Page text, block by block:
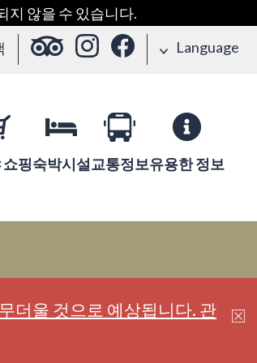
지 않을 수 있습니다.
Language
쇼핑숙박시설교통정보유용한 정보
더울 것으로 예상됩니다. 관